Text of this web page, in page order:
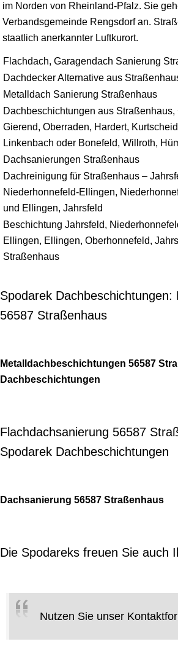
im Norden von Rheinland-Pfalz. Sie
Verbandsgemeinde Rengsdorf an.
staatlich anerkannter Luftkurort.
Flachdach, Garagendach Sanierung
Dachdecker Alternative aus
Metalldach Sanierung Straßenhaus
Dachbeschichtungen aus Straßenhaus,
Gierend, Oberraden, Hardert,
Linkenbach oder Bonefeld, Willroth,
Dachsanierungen Straßenhaus
Dachreinigung für Straßenhaus –
Niederhonnefeld-Ellingen,
und Ellingen, Jahrsfeld
Beschichtung Jahrsfeld,
Ellingen, Ellingen, Oberhonnefeld,
Straßenhaus
Spodarek Dachbeschichtungen:
56587 Straßenhaus
Metalldachbeschichtungen 56587
Dachbeschichtungen
Flachdachsanierung 56587
Spodarek Dachbeschichtungen
Dachsanierung 56587 Straßenhaus
Die Spodareks freuen Sie auch
Nutzen Sie unser